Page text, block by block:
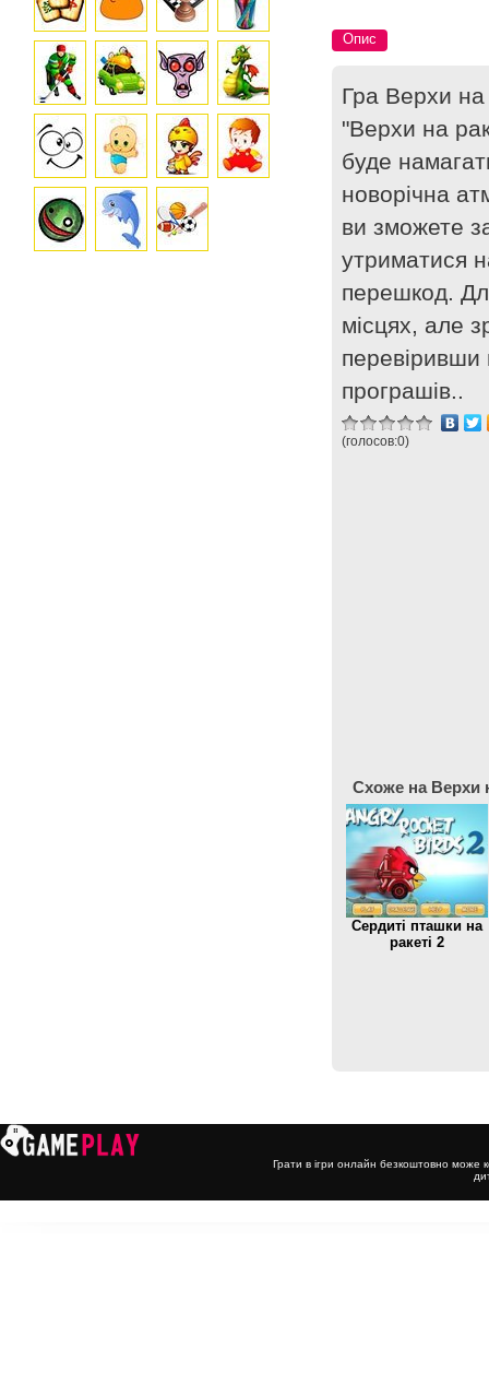
Опис
Гра Верхи на
"Верхи на
буде
новорічна
ви зможете
утриматися
перешкод.
місцях, але
перевіривши
програшів..
(голосов:0)
Схоже на Верхи
Сердиті пташки на
ракеті 2
Грати в ігри онлайн безкоштовно може